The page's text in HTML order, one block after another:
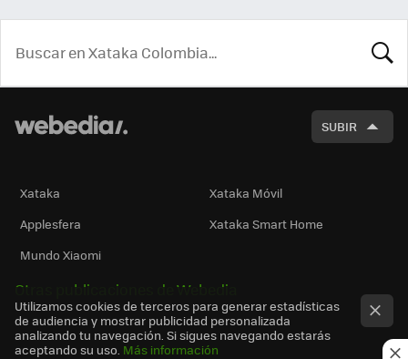
SUBIR
Xataka
Xataka Móvil
Applesfera
Xataka Smart Home
Mundo Xiaomi
Otras publicaciones de Webedia
Utilizamos cookies de terceros para generar estadísticas
de audiencia y mostrar publicidad personalizada
analizando tu navegación. Si sigues navegando estarás
aceptando su uso. Más información